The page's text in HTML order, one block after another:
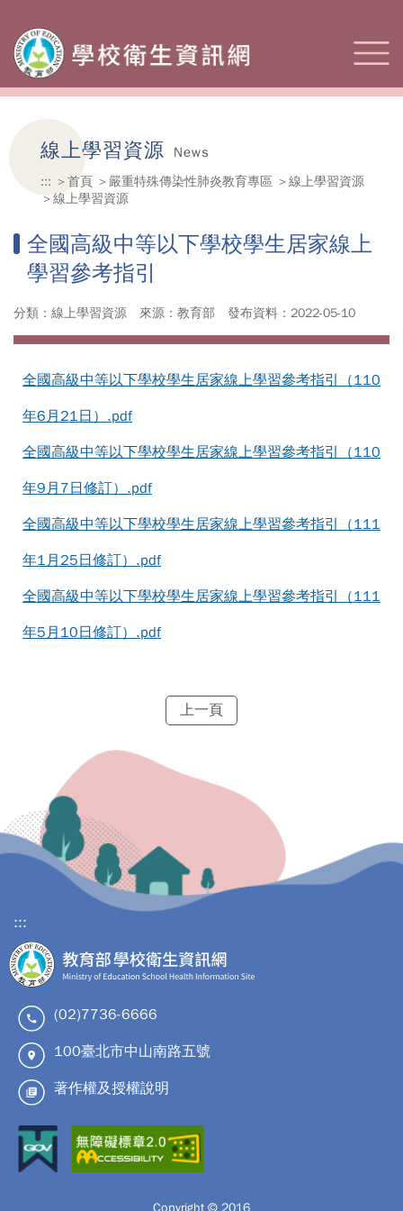
線上學習資源
News
:::
首頁 嚴重特殊傳染性肺炎教育專區
線上學習資源
線上學習資源
全國高級中等以下學校學生居家線上
學習參考指引
分類：線上學習資源 來源：教育部 發布資料：2022-05-10
全國高級中等以下學校學生居家線上學習參考指引（110
年6月21日）.pdf
全國高級中等以下學校學生居家線上學習參考指引（110
年9月7日修訂）.pdf
全國高級中等以下學校學生居家線上學習參考指引（111
年1月25日修訂）.pdf
全國高級中等以下學校學生居家線上學習參考指引（111
年5月10日修訂）.pdf
上一頁
:::
(02)7736-6666
100臺北市中山南路五號
著作權及授權說明
Copyright © 2016